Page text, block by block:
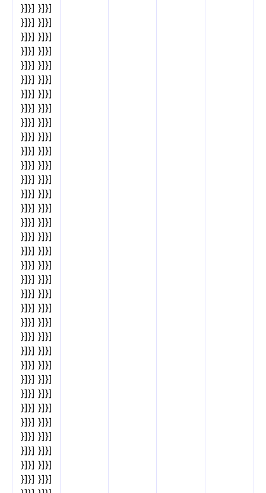
}]}] }]}]
}]}] }]}]
}]}] }]}]
}]}] }]}]
}]}] }]}]
}]}] }]}]
}]}] }]}]
}]}] }]}]
}]}] }]}]
}]}] }]}]
}]}] }]}]
}]}] }]}]
}]}] }]}]
}]}] }]}]
}]}] }]}]
}]}] }]}]
}]}] }]}]
}]}] }]}]
}]}] }]}]
}]}] }]}]
}]}] }]}]
}]}] }]}]
}]}] }]}]
}]}] }]}]
}]}] }]}]
}]}] }]}]
}]}] }]}]
}]}] }]}]
}]}] }]}]
}]}] }]}]
}]}] }]}]
}]}] }]}]
}]}] }]}]
}]}] }]}]